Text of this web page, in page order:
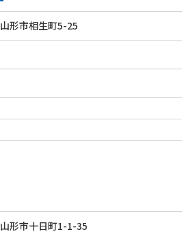
形市相生町5-25
形市十日町1-1-35